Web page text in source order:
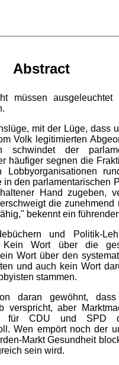
Abstract
müssen
mit der Lüge, dass
Volk legitimierten
schwindet der
häufiger segnen die
den parlamentarischen
Hand zugeben,
die zunehmend
bekennt ein
und Politik-
Kein Wort über die
Wort über den
und auch kein Wort
stammen.
daran gewöhnt,
verspricht, aber
für CDU und SPD
Wen empört noch der
Markt Gesundheit
sein wird.